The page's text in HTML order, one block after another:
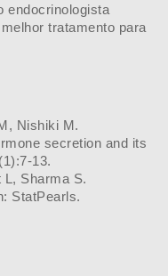
endocrinologista
tratamento para
Nishiki M.
secretion and its
13.
L, Sharma S.
StatPearls.